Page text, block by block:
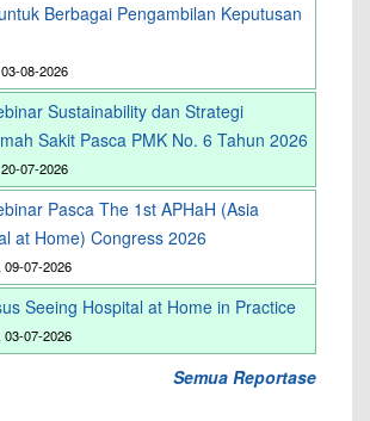
Berbagai Pengambilan Keputusan
08-2026
Sustainability dan Strategi
Sakit Pasca PMK No. 6 Tahun 2026
07-2026
Pasca The 1st APHaH (Asia
at Home) Congress 2026
09-07-2026
Seeing Hospital at Home in Practice
03-07-2026
Semua Reportase